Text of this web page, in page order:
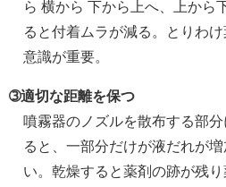
ら 横から 下から上へ、上から
ると付着ムラが減る。とりわ
意識が重要。
➂適切な距離を保つ
噴霧器のノズルを散布する部
ると、一部分だけが液だれが
い。乾燥すると薬剤の跡が残